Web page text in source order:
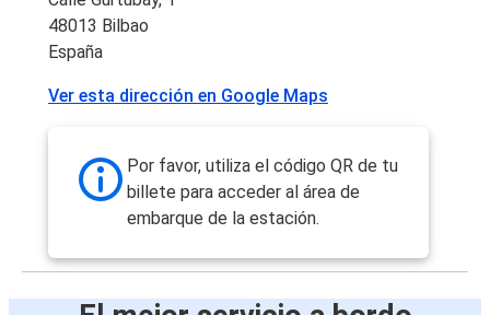
48013 Bilbao
España
Ver esta dirección en Google Maps
Por favor, utiliza el código QR de tu
billete para acceder al área de
embarque de la estación.